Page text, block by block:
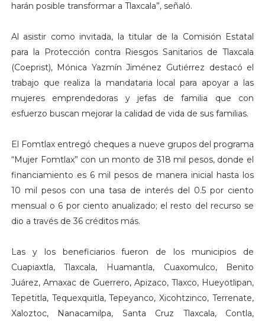
harán posible transformar a Tlaxcala”, señaló.
Al asistir como invitada, la titular de la Comisión Estatal
para la Protección contra Riesgos Sanitarios de Tlaxcala
(Coeprist), Mónica Yazmín Jiménez Gutiérrez destacó el
trabajo que realiza la mandataria local para apoyar a las
mujeres emprendedoras y jefas de familia que con
esfuerzo buscan mejorar la calidad de vida de sus familias.
El Fomtlax entregó cheques a nueve grupos del programa
“Mujer Fomtlax” con un monto de 318 mil pesos, donde el
financiamiento es 6 mil pesos de manera inicial hasta los
10 mil pesos con una tasa de interés del 0.5 por ciento
mensual o 6 por ciento anualizado; el resto del recurso se
dio a través de 36 créditos más.
Las y los beneficiarios fueron de los municipios de
Cuapiaxtla, Tlaxcala, Huamantla, Cuaxomulco, Benito
Juárez, Amaxac de Guerrero, Apizaco, Tlaxco, Hueyotlipan,
Tepetitla, Tequexquitla, Tepeyanco, Xicohtzinco, Terrenate,
Xaloztoc, Nanacamilpa, Santa Cruz Tlaxcala, Contla,